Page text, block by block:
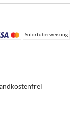
Sofortüberweisung